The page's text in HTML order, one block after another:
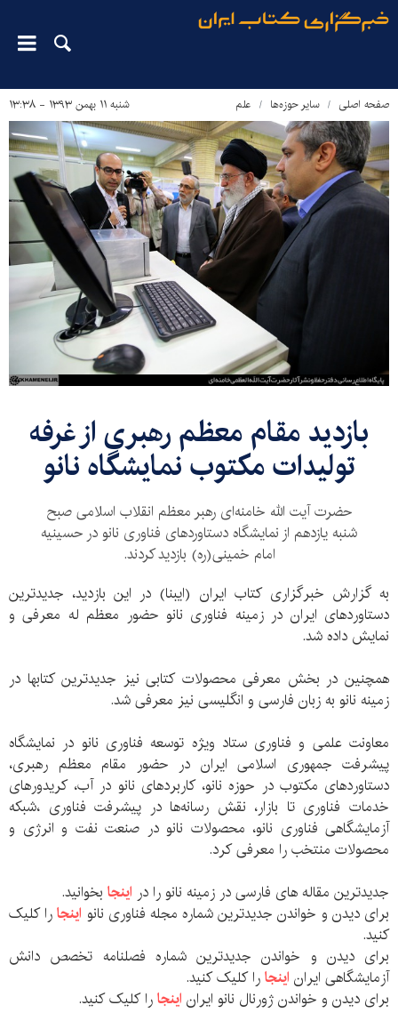
صفحه اصلی سایر حوزه‌ها علم شنبه ۱۱ بهمن ۱۳۹۳ - ۱۳:۳۸
بازدید مقام معظم رهبری از غرفه
تولیدات مکتوب نمایشگاه نانو
حضرت آیت الله خامنه‌ای رهبر معظم انقلاب اسلامی صبح
شنبه یازدهم از نمایشگاه دستاوردهای فناوری نانو در حسینیه
امام خمینی(ره) بازدید کردند.
به گزارش خبرگزاری کتاب ایران (ایبنا) در این بازدید، جدیدترین
دستاوردهای ایران در زمینه فناوری نانو حضور معظم له معرفی و
نمایش داده شد.
همچنین در بخش معرفی محصولات کتابی نیز جدیدترین کتابها در
زمینه نانو به زبان فارسی و انگلیسی نیز معرفی شد.
معاونت علمی و فناوری ستاد ویژه توسعه فناوری نانو در نمایشگاه
پیشرفت جمهوری اسلامی ایران در حضور مقام معظم رهبری،
دستاوردهای مکتوب در حوزه نانو، کاربردهای نانو در آب، کریدورهای
خدمات فناوری تا بازار، نقش رسانه‌ها در پیشرفت فناوری ،شبکه
آزمایشگاهی فناوری نانو، محصولات نانو در صنعت نفت و انرژی و
محصولات منتخب را معرفی کرد.
جدیدترین مقاله های فارسی در زمینه نانو را در اینجا بخوانید.
برای دیدن و خواندن جدیدترین شماره مجله فناوری نانو اینجارا کلیک
کنید.
برای دیدن و خواندن جدیدترین شماره فصلنامه تخصص دانش
آزمایشگاهی ایران اینجارا کلیک کنید.
برای دیدن و خواندن ژورنال نانو ایران اینجارا کلیک کنید.